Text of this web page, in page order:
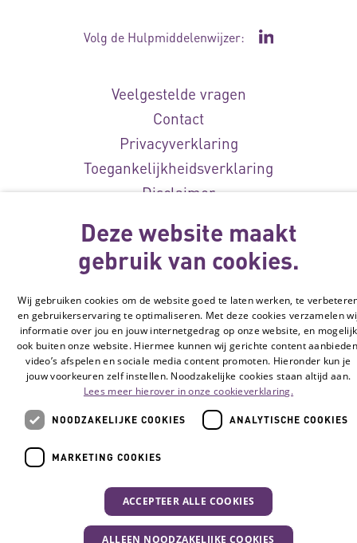
Volg de Hulpmiddelenwijzer: Ga naar de
Veelgestelde vragen
Contact
Privacyverklaring
Toegankelijkheidsverklaring
Disclaimer
© Vilans, 2026
Deze website maakt
gebruik van cookies.
Wij gebruiken cookies om de website goed te laten werken, te
en gebruikerservaring te optimaliseren. Met deze cookies verzamelen
informatie over jou en jouw internetgedrag op onze website, en mogelijk
ook buiten onze website. Hiermee kunnen wij gerichte content
video’s afspelen en sociale media content promoten. Hieronder kun je
jouw voorkeuren zelf instellen. Noodzakelijke cookies staan altijd aan.
Lees meer hierover in onze cookieverklaring.
NOODZAKELIJKE COOKIES ANALYTISCHE COOKIES
MARKETING COOKIES
ACCEPTEER ALLE COOKIES
ALLEEN NOODZAKELIJKE COOKIES